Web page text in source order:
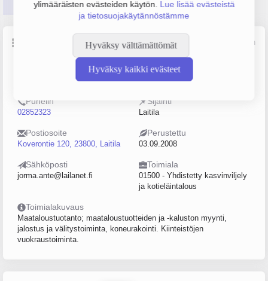
ylimääräisten evästeiden käytön. Lue lisää evästeistä
ja tietosuojakäytännöstämme
Hyväksy välttämättömät
Hyväksy kaikki evästeet
Perustiedot Tilinpäätösluvut Päättäjätiedot
Lähde: YTJ, PRH, Traficom
Henkilöstömäärä
0–4
Puhelin
02852323
Sijainti
Laitila
Postiosoite
Koverontie 120, 23800, Laitila
Perustettu
03.09.2008
Sähköposti
jorma.ante@lailanet.fi
Toimiala
01500 - Yhdistetty kasvinviljely
ja kotieläintalous
Toimialakuvaus
Maataloustuotanto; maataloustuotteiden ja -kaluston myynti,
jalostus ja välitystoiminta, koneurakointi. Kiinteistöjen
vuokraustoiminta.